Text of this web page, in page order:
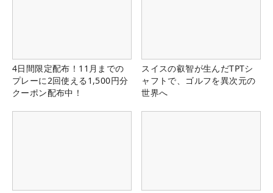
4日間限定配布！11月までの
プレーに2回使える1,500円分
クーポン配布中！
スイスの叡智が生んだTPTシ
ャフトで、ゴルフを異次元の
世界へ